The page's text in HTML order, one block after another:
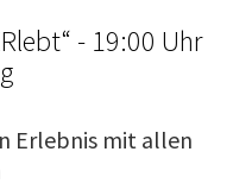
- 19:00 Uhr
Erlebnis mit allen